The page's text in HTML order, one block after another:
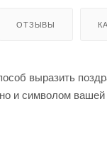
ОТЗЫВЫ
выразить
и символом